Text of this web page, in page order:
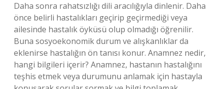
Daha sonra rahatsızlığı dili aracılığıyla dinlenir. Daha
önce belirli hastalıkları geçirip geçirmediği veya
ailesinde hastalık öyküsü olup olmadığı öğrenilir.
Buna sosyoekonomik durum ve alışkanlıklar da
eklenirse hastalığın ön tanısı konur. Anamnez nedir,
hangi bilgileri içerir? Anamnez, hastanın hastalığını
teşhis etmek veya durumunu anlamak için hastayla